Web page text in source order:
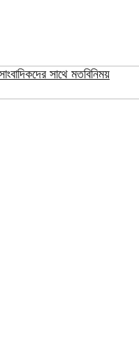
সাথে মতবিনিময়